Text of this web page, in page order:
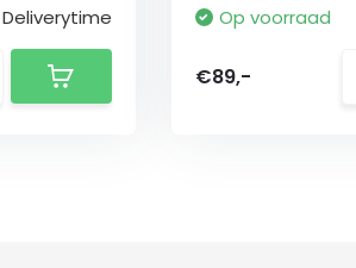
Deliverytime Op voorraad
€89,-